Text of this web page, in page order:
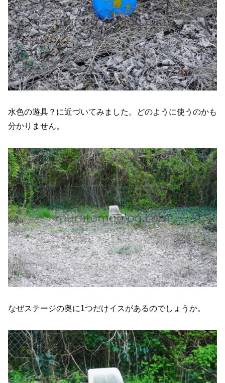
水色の遊具？に近づいてみました。どのように使うのかも
分かりません。
なぜステージの奥に1つだけイスがあるのでしょうか。